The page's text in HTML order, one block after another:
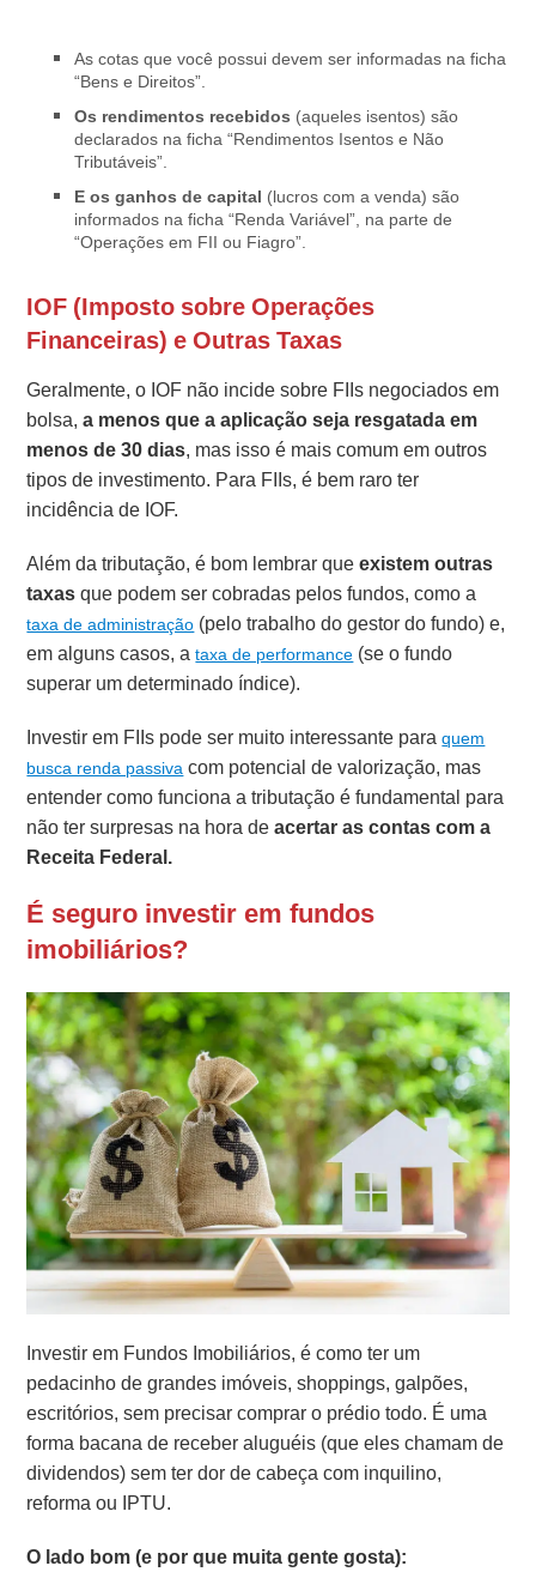
As cotas que você possui devem ser informadas na ficha
“Bens e Direitos”.
Os rendimentos recebidos (aqueles isentos) são
declarados na ficha “Rendimentos Isentos e Não
Tributáveis”.
E os ganhos de capital (lucros com a venda) são
informados na ficha “Renda Variável”, na parte de
“Operações em FII ou Fiagro”.
IOF (Imposto sobre Operações
Financeiras) e Outras Taxas
Geralmente, o IOF não incide sobre FIIs negociados em
bolsa,a menos que a aplicação seja resgatada em
menos de 30 dias, mas isso é mais comum em outros
tipos de investimento. Para FIIs, é bem raro ter
incidência de IOF.
Além da tributação, é bom lembrar queexistem outras
taxasque podem ser cobradas pelos fundos, como a
taxa de administração (pelo trabalho do gestor do fundo) e,
em alguns casos, ataxa de performance (se o fundo
superar um determinado índice).
Investir em FIIs pode ser muito interessante paraquem
busca renda passiva com potencial de valorização, mas
entender como funciona a tributação é fundamental para
não ter surpresas na hora deacertar as contas com a
Receita Federal.
É seguro investir em fundos
imobiliários?
Investir em Fundos Imobiliários, é como ter um
pedacinho de grandes imóveis, shoppings, galpões,
escritórios, sem precisar comprar o prédio todo. É uma
forma bacana de receber aluguéis (que eles chamam de
dividendos) sem ter dor de cabeça com inquilino,
reforma ou IPTU.
O lado bom (e por que muita gente gosta):